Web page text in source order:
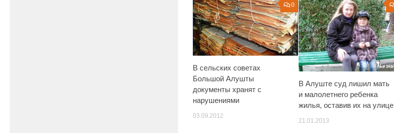
0
В сельских советах
Большой Алушты
документы хранят с
нарушениями
03.09.2012
В Алуште суд лишил мать
и малолетнего ребенка
жилья, оставив их на улице
21.01.2013